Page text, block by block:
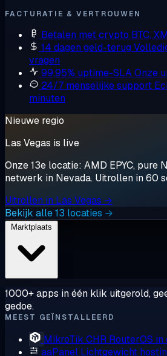
FACTURATIE & VERTROUWEN
Betalen met crypto BTC,
14 dagen geld-terug
vragen
99,95% uptime-SLAOnze
24/7 menselijke support
minuten
Nieuwe regio
Las Vegas is live
Onze 13e locatie: AMD EPYC, pure
netwerk in Nevada. Uitrollen in 60
Uitrollen in Las Vegas →
Bekijk alle 13 locaties →
1000+ apps in één klik uitgerold,
gedoe.
MEEST GEÏNSTALLEERD
MikroTik CHR RouterOS in
aaPanel Lichtgewicht